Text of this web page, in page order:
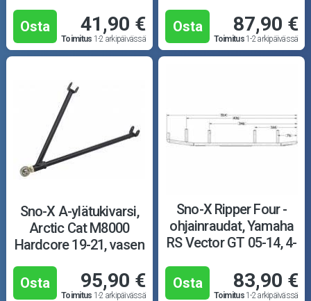
Osta 41,90 €
Toimitus 1-2 arkipäivässä
Osta
87,90 €
Toimitus1-2 arkipäivässä
Sno-X A-ylätukivarsi,
Arctic Cat M8000
Hardcore 19-21, vasen
Osta 95,90 €
Toimitus 1-2 arkipäivässä
Sno-X Ripper Four -
ohjainraudat, Yamaha
RS Vector GT 05-14, 4-
Osta
83,90 €
Toimitus1-2 arkipäivässä